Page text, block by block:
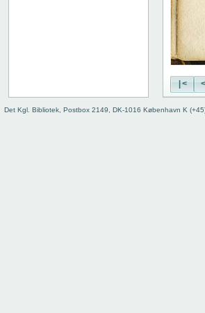
8. kap.
|< <
Det Kgl. Bibliotek, Postbox 2149, DK-1016 København K